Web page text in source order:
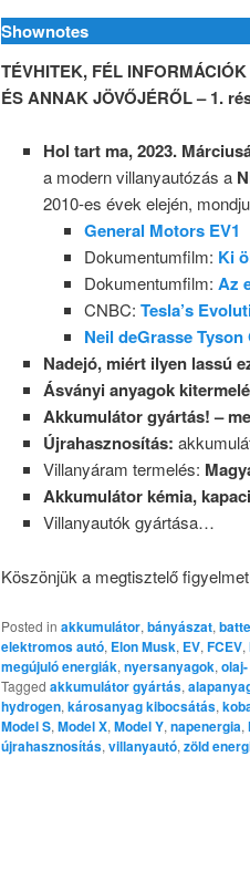
Shownotes
TÉVHITEK, FÉL
ÉS ANNAK JÖVŐJÉRŐL – 1.
Hol tart ma, 2023.
a modern villanyautózás a
2010-es évek elején,
General Motors EV1
Dokumentumfilm: Ki
Dokumentumfilm: Az
CNBC: Tesla’s
Neil deGrasse
Nadejó, miért ilyen lassú
Ásványi anyagok
Akkumulátor gyártás! –
Újrahasznosítás:
Villanyáram termelés:
Akkumulátor kémia,
Villanyautók gyártása…
Köszönjük a megtisztelő
Posted in akkumulátor, bányászat,
elektromos autó, Elon Musk, EV, FCEV,
megújuló energiák, nyersanyagok,
Tagged akkumulátor gyártás,
hydrogen, károsanyag kibocsátás,
Model S, Model X, Model Y, napenergia,
újrahasznosítás, villanyautó, zöld